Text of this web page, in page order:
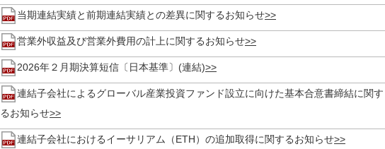
当期連結実績と前期連結実績との差異に関するお知らせ
営業外収益及び営業外費用の計上に関するお知らせ
2026年２月期決算短信〔日本基準〕(連結)
連結子会社によるグローバル産業投資ファンド設立に向けた基本合意書締結に関す
るお知らせ
連結子会社におけるイーサリアム（ETH）の追加取得に関するお知らせ